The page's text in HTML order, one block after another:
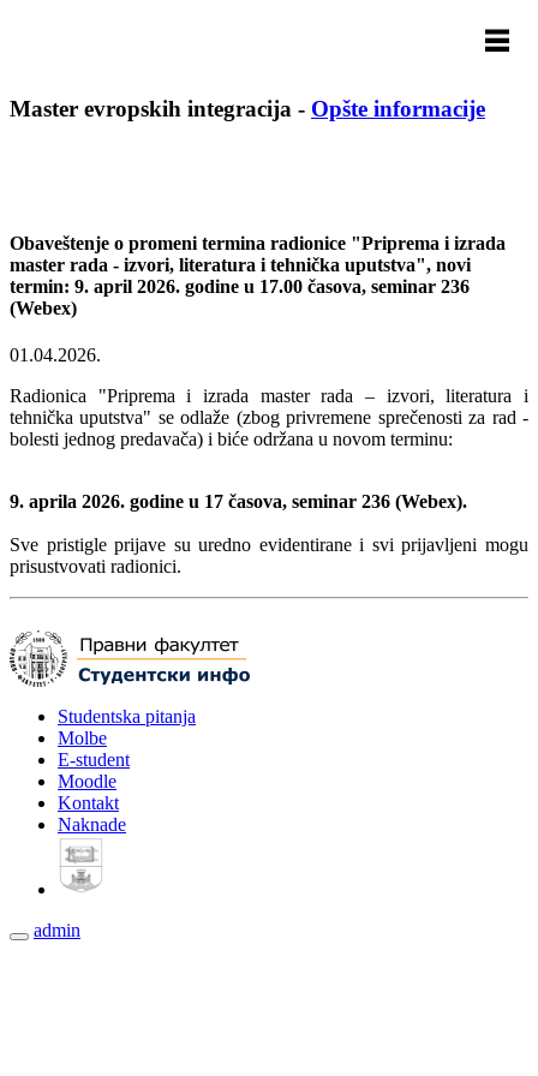
Master evropskih integracija - Opšte informacije
Obaveštenje o promeni termina radionice "Priprema i izrada
master rada - izvori, literatura i tehnička uputstva", novi
termin: 9. april 2026. godine u 17.00 časova, seminar 236
(Webex)
01.04.2026.
Radionica "Priprema i izrada master rada – izvori, literatura i
tehnička uputstva" se odlaže (zbog privremene sprečenosti za rad -
bolesti jednog predavača) i biće održana u novom terminu:
9. aprila 2026. godine u 17 časova, seminar 236 (Webex).
Sve pristigle prijave su uredno evidentirane i svi prijavljeni mogu
prisustvovati radionici.
Studentska pitanja
Molbe
E-student
Moodle
Kontakt
Naknade
admin